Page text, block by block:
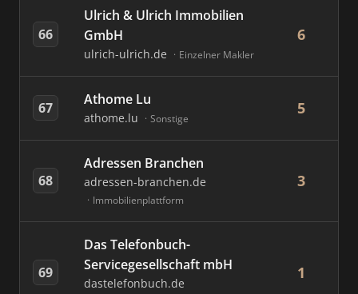
66
Ulrich & Ulrich Immobilien
GmbH
ulrich-ulrich.de Einzelner Makler
6
67 Athome Lu
athome.lu Sonstige
5
68
Adressen Branchen
adressen-branchen.de
Immobilienplattform
3
69
Das Telefonbuch-
Servicegesellschaft mbH
dastelefonbuch.de
1